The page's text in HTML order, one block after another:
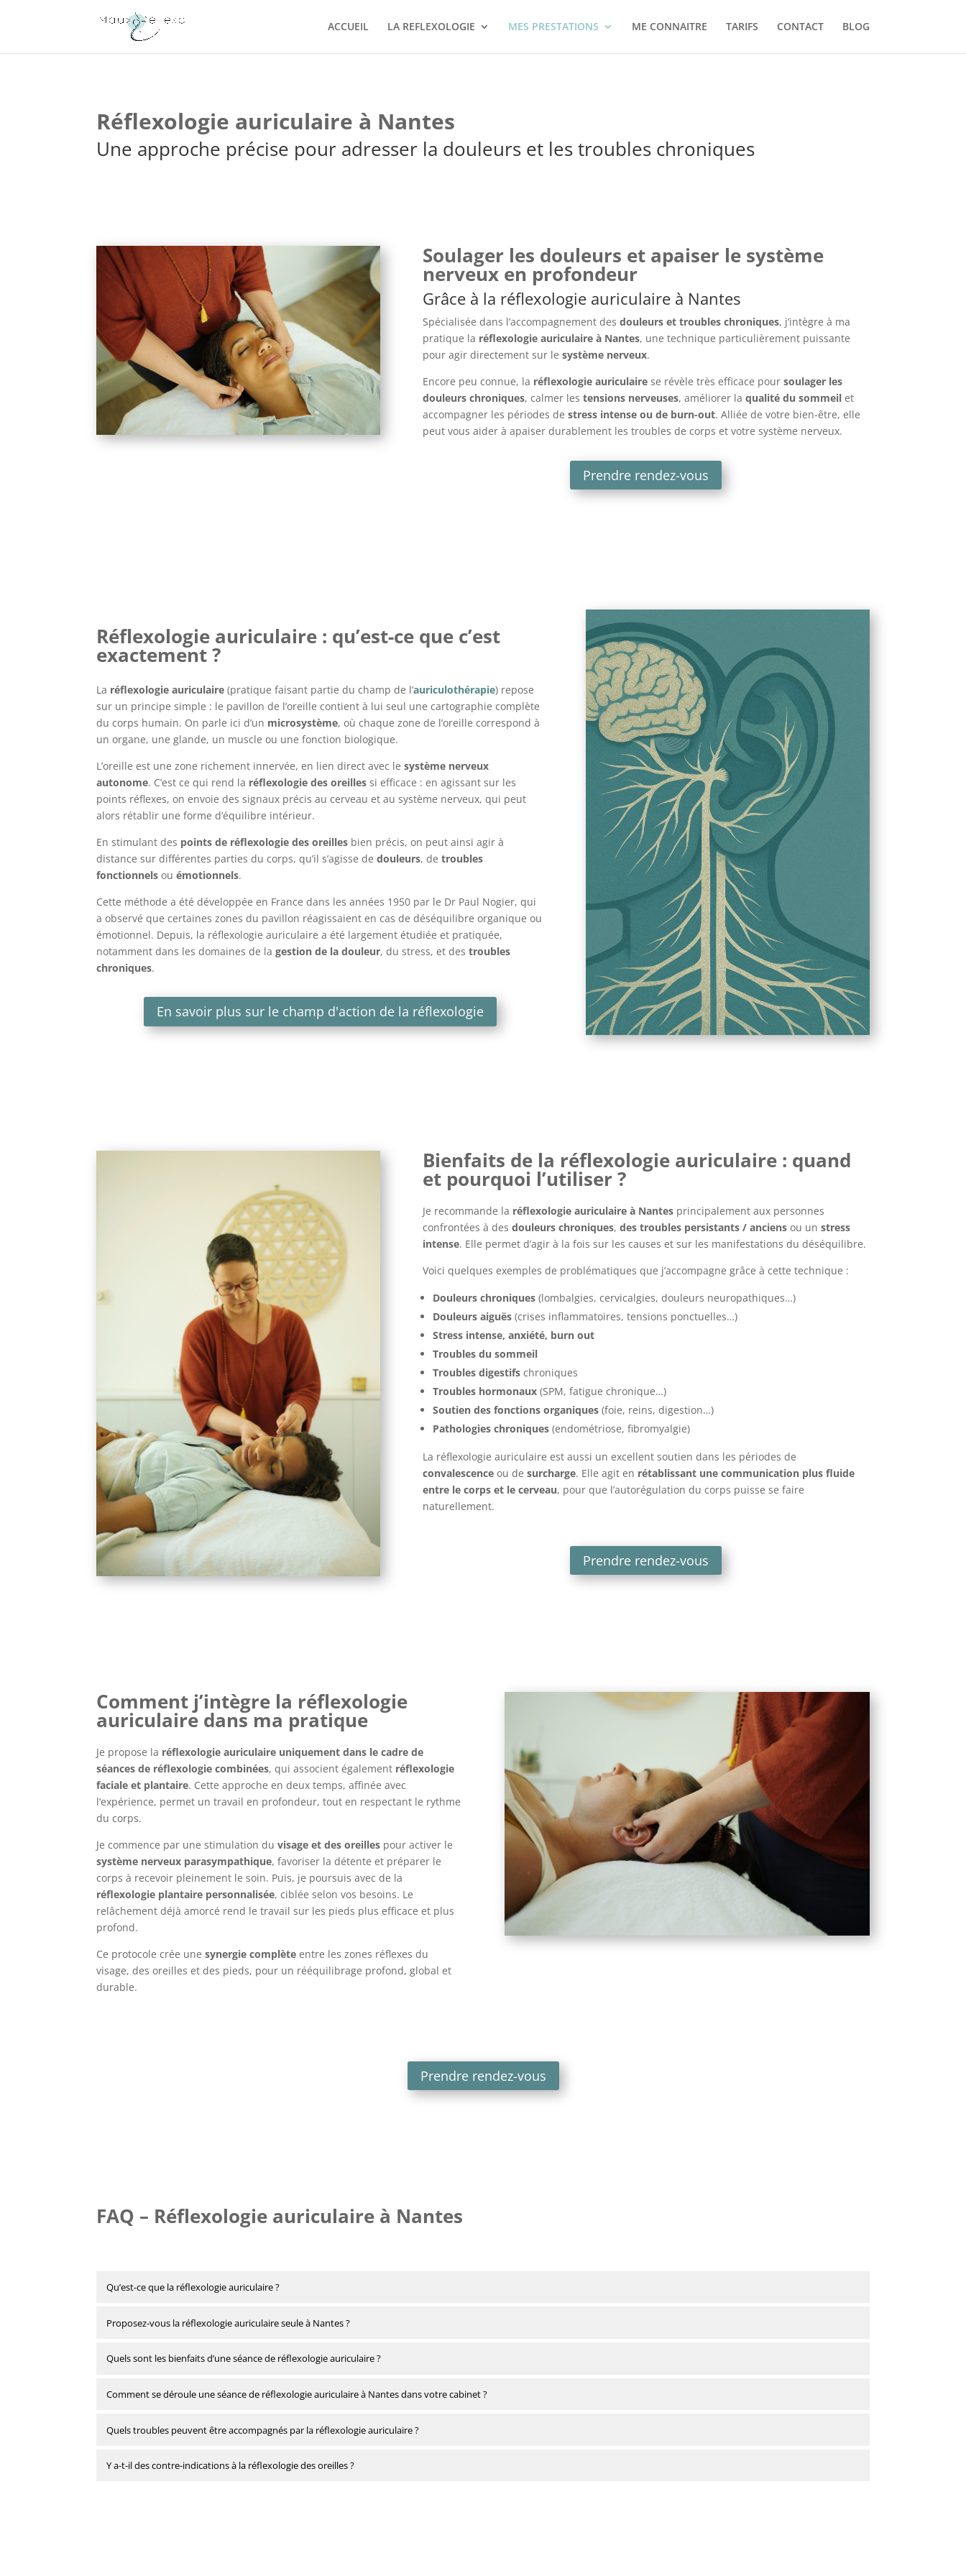
ACCUEIL LA REFLEXOLOGIE MES PRESTATIONS ME CONNAITRE TARIFS CONTACT BLOG
Réflexologie auriculaire à Nantes
Une approche précise pour adresser la douleurs et les troubles chroniques
Soulager les douleurs et apaiser le système
nerveux en profondeur
Grâce à la réflexologie auriculaire à Nantes
Spécialisée dans l’accompagnement desdouleurs et troubles chroniques, j’intègre à ma
pratique la réflexologie auriculaire à Nantes, une technique particulièrement puissante
pour agir directement sur lesystème nerveux.
Encore peu connue, la réflexologie auriculaire se révèle très efficace poursoulager les
douleurs chroniques, calmer lestensions nerveuses, améliorer laqualité du sommeil et
accompagner les périodes destress intense ou de burn-out. Alliée de votre bien-être, elle
peut vous aider à apaiser durablement les troubles de corps et votre système nerveux.
Prendre rendez-vous
Réflexologie auriculaire : qu’est-ce que c’est
exactement ?
La réflexologie auriculaire (pratique faisant partie du champ de l’auriculothérapie) repose
sur un principe simple : le pavillon de l’oreille contient à lui seul une cartographie complète
du corps humain. On parle ici d’un microsystème, où chaque zone de l’oreille correspond à
un organe, une glande, un muscle ou une fonction biologique.
L’oreille est une zone richement innervée, en lien direct avec lesystème nerveux
autonome. C’est ce qui rend la réflexologie des oreilles si efficace : en agissant sur les
points réflexes, on envoie des signaux précis au cerveau et au système nerveux, qui peut
alors rétablir une forme d’équilibre intérieur.
En stimulant des points de réflexologie des oreilles bien précis, on peut ainsi agir à
distance sur différentes parties du corps, qu’il s’agisse dedouleurs, detroubles
fonctionnelsouémotionnels.
Cette méthode a été développée en France dans les années 1950 par le Dr Paul Nogier, qui
a observé que certaines zones du pavillon réagissaient en cas de déséquilibre organique ou
émotionnel. Depuis, la réflexologie auriculaire a été largement étudiée et pratiquée,
notamment dans les domaines de lagestion de la douleur, du stress, et destroubles
chroniques.
En savoir plus sur le champ d'action de la réflexologie
Bienfaits de la réflexologie auriculaire : quand
et pourquoi l’utiliser ?
Je recommande la réflexologie auriculaire à Nantes principalement aux personnes
confrontées à desdouleurs chroniques,des troubles persistants / anciens ou un stress
intense. Elle permet d’agir à la fois sur les causes et sur les manifestations du déséquilibre.
Voici quelques exemples de problématiques que j’accompagne grâce à cette technique :
Douleurs chroniques (lombalgies, cervicalgies, douleurs neuropathiques…)
Douleurs aiguës (crises inflammatoires, tensions ponctuelles…)
Stress intense, anxiété, burn out
Troubles du sommeil
Troubles digestifs chroniques
Troubles hormonaux (SPM, fatigue chronique…)
Soutien des fonctions organiques (foie, reins, digestion…)
Pathologies chroniques (endométriose, fibromyalgie)
La réflexologie auriculaire est aussi un excellent soutien dans les périodes de
convalescence ou desurcharge. Elle agit en rétablissant une communication plus fluide
entre le corps et le cerveau, pour que l’autorégulation du corps puisse se faire
naturellement.
Prendre rendez-vous
Comment j’intègre la réflexologie
auriculaire dans ma pratique
Je propose la réflexologie auriculaire uniquement dans le cadre de
séances de réflexologie combinées, qui associent également réflexologie
faciale et plantaire. Cette approche en deux temps, affinée avec
l’expérience, permet un travail en profondeur, tout en respectant le rythme
du corps.
Je commence par une stimulation duvisage et des oreilles pour activer le
système nerveux parasympathique, favoriser la détente et préparer le
corps à recevoir pleinement le soin. Puis, je poursuis avec de la
réflexologie plantaire personnalisée, ciblée selon vos besoins. Le
relâchement déjà amorcé rend le travail sur les pieds plus efficace et plus
profond.
Ce protocole crée unesynergie complète entre les zones réflexes du
visage, des oreilles et des pieds, pour un rééquilibrage profond, global et
durable.
Prendre rendez-vous
FAQ – Réflexologie auriculaire à Nantes
Qu’est-ce que la réflexologie auriculaire ?
Proposez-vous la réflexologie auriculaire seule à Nantes ?
Quels sont les bienfaits d’une séance de réflexologie auriculaire ?
Comment se déroule une séance de réflexologie auriculaire à Nantes dans votre cabinet ?
Quels troubles peuvent être accompagnés par la réflexologie auriculaire ?
Y a-t-il des contre-indications à la réflexologie des oreilles ?